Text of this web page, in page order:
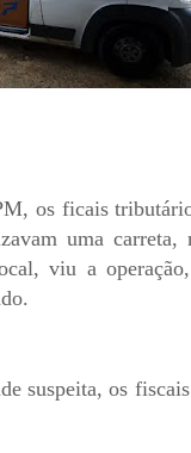
os ficais
uma
viu a
suspeita, os